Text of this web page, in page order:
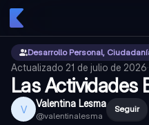
Desarrollo Personal,
Actualizado 21 de julio de 2026·
Las Actividades
V Valentina Lesma
@valentinalesma
Seguir